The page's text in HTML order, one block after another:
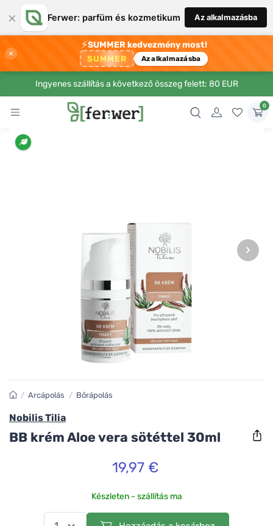
× Ferwer: parfüm és kozmetikum Az alkalmazásba
×
⚡SUMMER kedvezmény most!
SUMMER Az alkalmazásba
Ingyenes szállítás a következő összeg felett: 80 EUR
0
›
/ Arcápolás / Bőrápolás
Nobilis Tilia
BB krém Aloe vera sötéttel 30ml
19,97 €
Készleten - szállítás ma